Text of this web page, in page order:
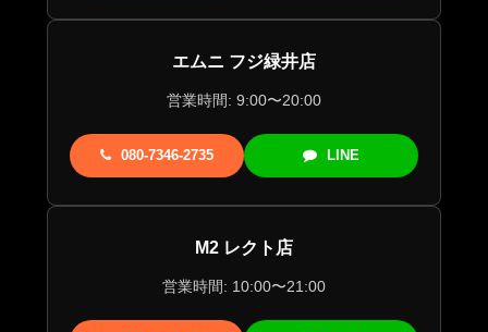
エムニ フジ緑井店
営業時間: 9:00〜20:00
080-7346-2735 LINE
M2 レクト店
営業時間: 10:00〜21:00